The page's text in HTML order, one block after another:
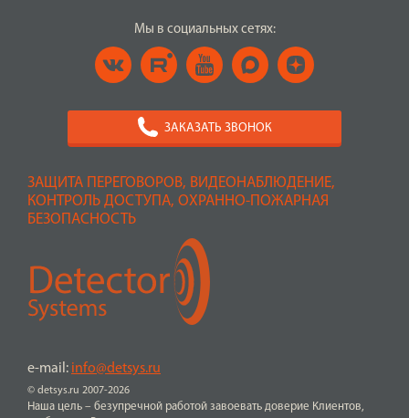
ЗАЩИТА ПЕРЕГОВОРОВ, ВИДЕОНАБЛЮДЕНИЕ,
КОНТРОЛЬ ДОСТУПА, ОХРАННО-ПОЖАРНАЯ
БЕЗОПАСНОСТЬ
© detsys.ru 2007-2026
e-mail: info@detsys.ru
Наша цель – безупречной работой завоевать доверие Клиентов,
Мы в социальных сетях:
ЗАКАЗАТЬ ЗВОНОК